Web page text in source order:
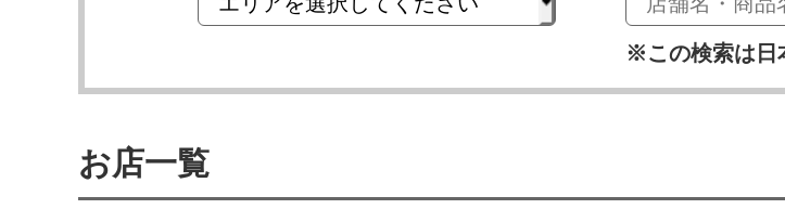
※この検索は日
お店一覧